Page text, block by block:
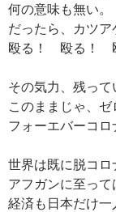
何の意味も無い。
だったら、カツ
殴る！ 殴る！
その気力、残って
このままじゃ、
フォーエバーコロ
世界は既に脱コロ
アフガンに至って
経済も日本だけ一